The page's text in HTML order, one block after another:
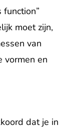
moet zijn,
van
vormen en
dat je in